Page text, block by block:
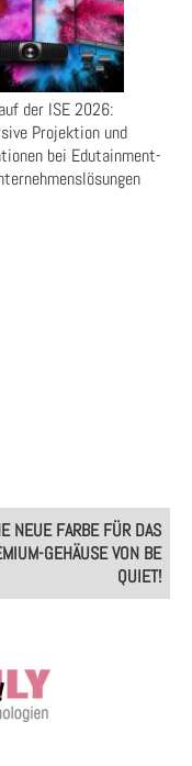
der ISE 2026:
Projektion und
bei Edutainment-
NEUE FARBE FÜR DAS
GEHÄUSE VON BE
QUIET!